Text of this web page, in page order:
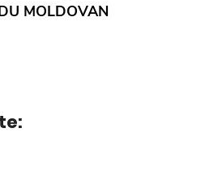
MOLDOVAN